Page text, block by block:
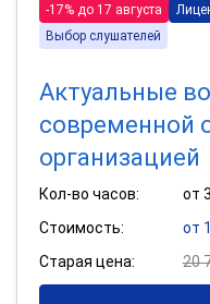
-17% до 17 августа
Выбор слушателей
Актуальные
современной
организацией
Кол-во часов:
от
Стоимость:
от
Старая цена:
20